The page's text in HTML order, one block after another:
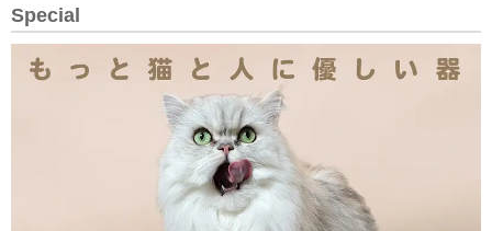
Special